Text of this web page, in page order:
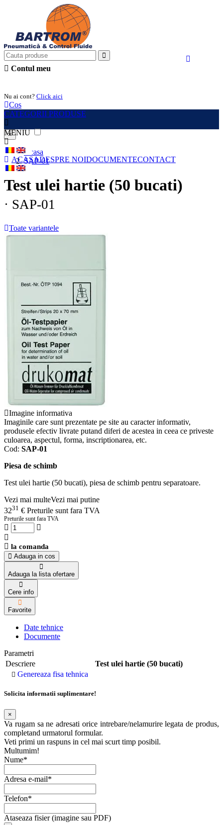
Contul meu
Nu ai cont? Click aici
Cos
CATEGORII PRODUSE
MENIU
ACASADESPRE NOIDOCUMENTECONTACT
×
Acasa
SAP-01
Test ulei hartie (50 bucati)
· SAP-01
Toate variantele
Imagine informativa
Imaginile care sunt prezentate pe site au caracter informativ,
produsele efectiv livrate putand diferi de acestea in ceea ce priveste
culoarea, aspectul, forma, inscriptionarea, etc.
Cod: SAP-01
Piesa de schimb
Test ulei hartie (50 bucati), piesa de schimb pentru separatoare.
Vezi mai multeVezi mai putine
3231 € Preturile sunt fara TVA
Preturile sunt fara TVA
la comanda
Adauga in cos
Adauga la lista ofertare
Cere info
Favorite
Date tehnice
Documente
Parametri
Descriere
Test ulei hartie (50 bucati)
Genereaza fisa tehnica
Solicita informatii suplimentare!
×
Va rugam sa ne adresati orice intrebare/nelamurire legata de produs,
completand urmatorul formular.
Veti primi un raspuns in cel mai scurt timp posibil.
Multumim!
Nume*
Adresa e-mail*
Telefon*
Ataseaza fisier (imagine sau PDF)